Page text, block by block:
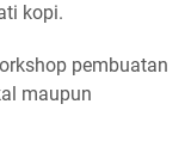
kopi.
pembuatan
maupun